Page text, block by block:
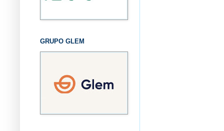
GRUPO GLEM